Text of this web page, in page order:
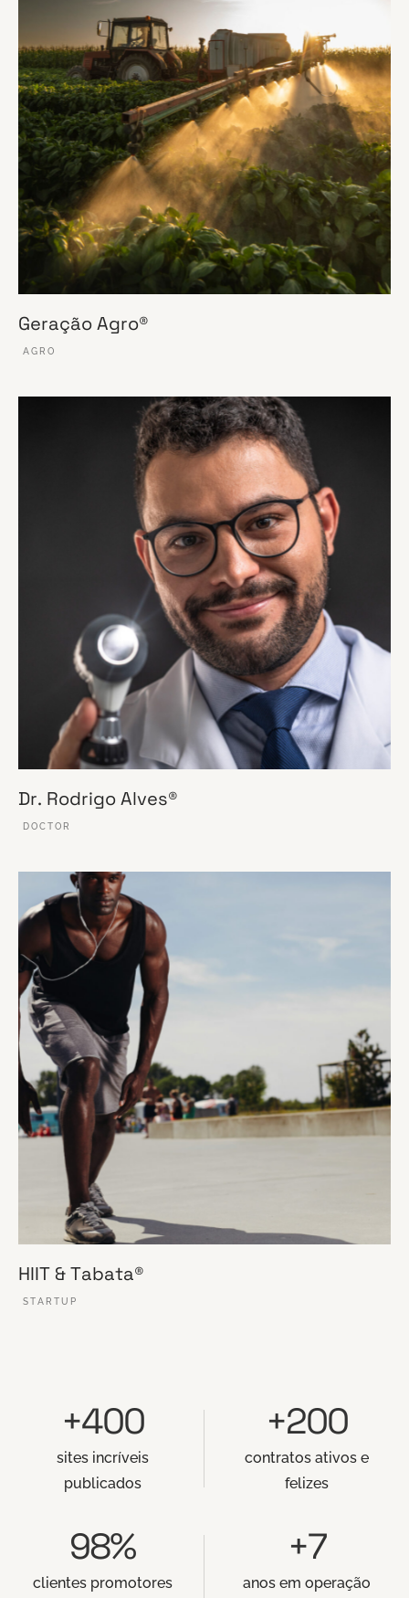
Geração Agro®
AGRO
Dr. Rodrigo Alves®
DOCTOR
HIIT & Tabata®
STARTUP
+400
sites incríveis
publicados
+200
contratos ativos e
felizes
98%
clientes promotores
+7
anos em operação